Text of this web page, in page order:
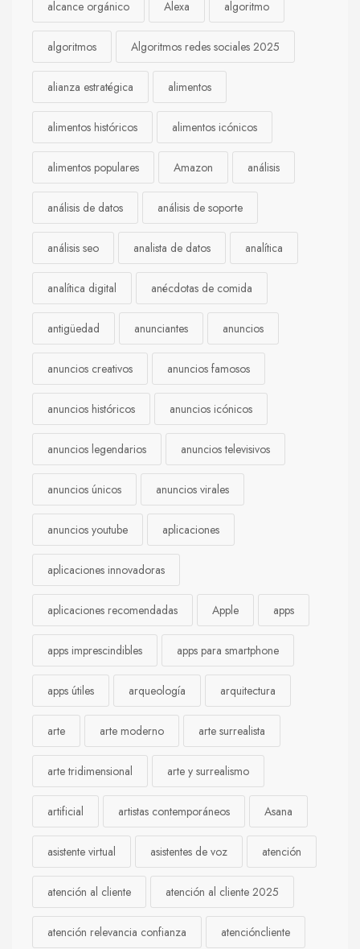
alcance orgánico Alexa algoritmo
algoritmos Algoritmos redes sociales 2025
alianza estratégica alimentos
alimentos históricos alimentos icónicos
alimentos populares Amazon análisis
análisis de datos análisis de soporte
análisis seo analista de datos analítica
analítica digital anécdotas de comida
antigüedad anunciantes anuncios
anuncios creativos anuncios famosos
anuncios históricos anuncios icónicos
anuncios legendarios anuncios televisivos
anuncios únicos anuncios virales
anuncios youtube aplicaciones
aplicaciones innovadoras
aplicaciones recomendadas Apple apps
apps imprescindibles apps para smartphone
apps útiles arqueología arquitectura
arte arte moderno arte surrealista
arte tridimensional arte y surrealismo
artificial artistas contemporáneos Asana
asistente virtual asistentes de voz atención
atención al cliente atención al cliente 2025
atención relevancia confianza atencióncliente